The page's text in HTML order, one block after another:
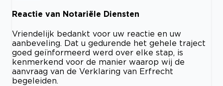
Reactie van Notariële Diensten
Vriendelijk bedankt voor uw reactie en uw
aanbeveling. Dat u gedurende het gehele traject
goed geïnformeerd werd over elke stap, is
kenmerkend voor de manier waarop wij de
aanvraag van de Verklaring van Erfrecht
begeleiden.